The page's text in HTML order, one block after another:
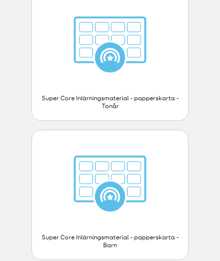
Super Core Inlärningsmaterial - papperskarta -
Tonår
Super Core Inlärningsmaterial - papperskarta -
Barn